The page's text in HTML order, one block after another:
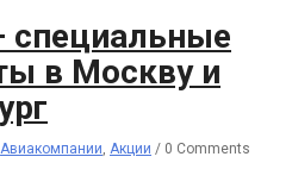
специальные
в Москву и
Авиакомпании, Акции / 0 Comments